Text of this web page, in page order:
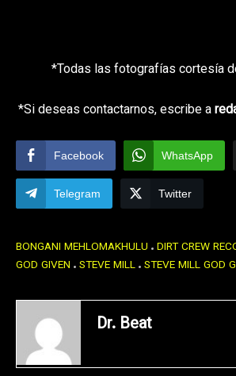
*Todas las fotografías cortesía
*Si deseas contactarnos, escribe a
Facebook WhatsApp
Telegram Twitter
BONGANI MEHLOMAKHULU DIRT CREW
GOD GIVEN STEVE MILL STEVE MILL GOD
Dr. Beat